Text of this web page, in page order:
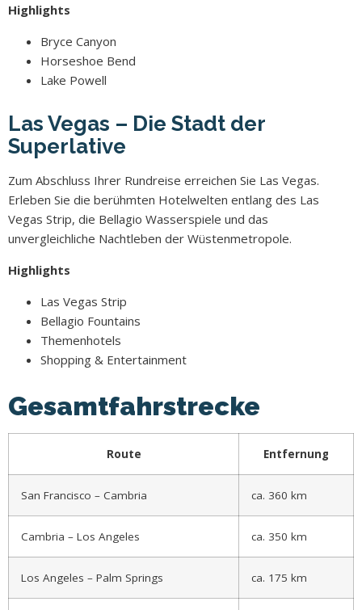
Highlights
Bryce Canyon
Horseshoe Bend
Lake Powell
Las Vegas – Die Stadt der
Superlative
Zum Abschluss Ihrer Rundreise erreichen Sie Las Vegas.
Erleben Sie die berühmten Hotelwelten entlang des Las
Vegas Strip, die Bellagio Wasserspiele und das
unvergleichliche Nachtleben der Wüstenmetropole.
Highlights
Las Vegas Strip
Bellagio Fountains
Themenhotels
Shopping & Entertainment
Gesamtfahrstrecke
Route Entfernung
San Francisco – Cambria ca. 360 km
Cambria – Los Angeles ca. 350 km
Los Angeles – Palm Springs ca. 175 km